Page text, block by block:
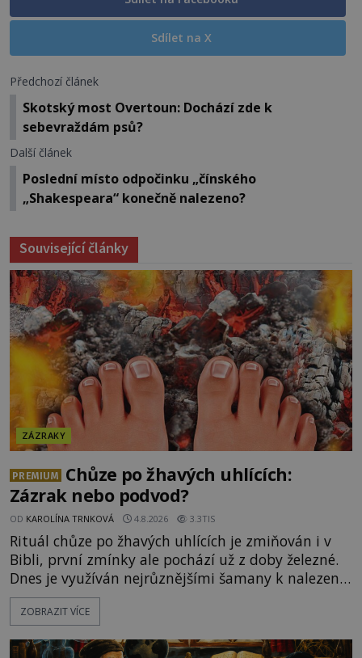
Sdílet na X
Předchozí článek
Skotský most Overtoun: Dochází zde k
sebevraždám psů?
Další článek
Poslední místo odpočinku „čínského
„Shakespeara“ konečně nalezeno?
Související články
ZÁZRAKY
PREMIUM
Chůze po žhavých uhlících:
Zázrak nebo podvod?
OD KAROLÍNA TRNKOVÁ 4.8.2026 3.3TIS
Rituál chůze po žhavých uhlících je zmiňován i v
Bibli, první zmínky ale pochází už z doby železné.
Dnes je využíván nejrůznějšími šamany k nalezení
spirituální síly či vnitřního klidu. Jak funguje a proč
si při něm člověk nepopálí nohy, což bylo
nadpřirozeného? Histori
ZOBRAZIT VÍCE